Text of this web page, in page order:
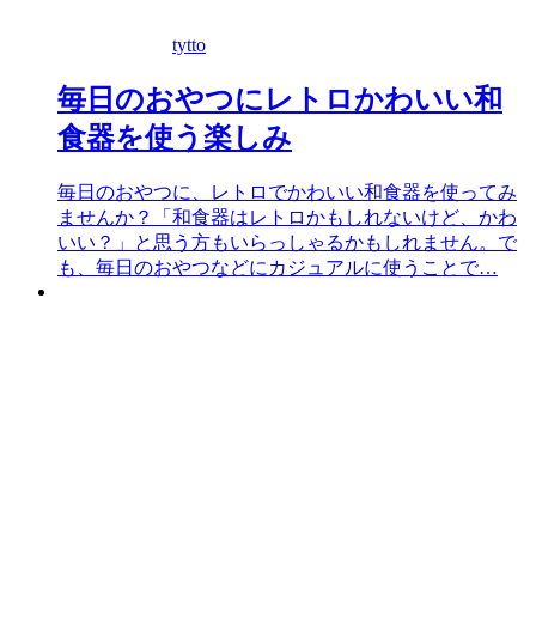
tytto
毎日のおやつにレトロかわいい和
食器を使う楽しみ
毎日のおやつに、レトロでかわいい和食器を使ってみ
ませんか？「和食器はレトロかもしれないけど、かわ
いい？」と思う方もいらっしゃるかもしれません。で
も、毎日のおやつなどにカジュアルに使うことで…